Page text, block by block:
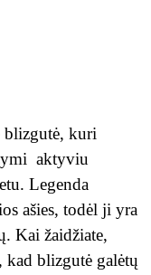
blizgutė, kuri
aktyviu
Legenda
ašies, todėl ji yra
Kai žaidžiate,
blizgutė galėtų